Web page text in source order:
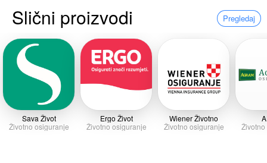
Slični proizvodi Pregledaj
Sava Život
Životno osiguranje
Ergo Život
Životno osiguranje
Wiener Životno
Životno osiguranje